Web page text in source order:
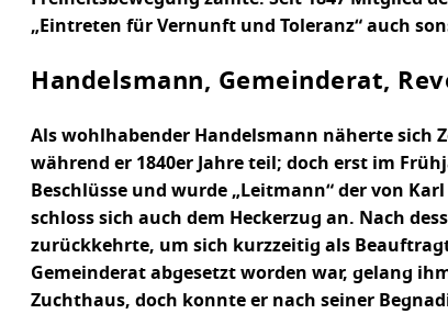
„Eintreten für Vernunft und Toleranz“ auch
Handelsmann, Gemeinderat,
Als wohlhabender Handelsmann näherte sich
während er 1840er Jahre teil; doch erst im
Beschlüsse und wurde „Leitmann“ der von
schloss sich auch dem Heckerzug an. Nach
zurückkehrte, um sich kurzzeitig als
Gemeinderat abgesetzt worden war, gelang
Zuchthaus, doch konnte er nach seiner